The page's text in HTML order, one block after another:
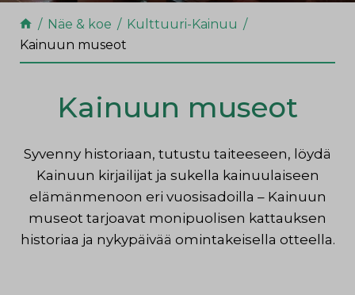
Näe & koe
Kulttuuri-Kainuu
Kainuun museot
Kainuun museot
Syvenny historiaan, tutustu taiteeseen, löydä
Kainuun kirjailijat ja sukella kainuulaiseen
elämänmenoon eri vuosisadoilla – Kainuun
museot tarjoavat monipuolisen kattauksen
historiaa ja nykypäivää omintakeisella otteella.